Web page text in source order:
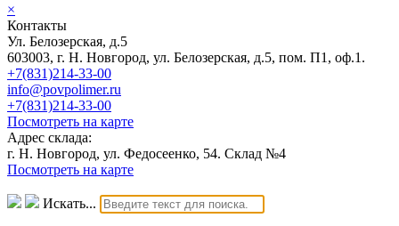
×
Контакты
Ул. Белозерская, д.5
603003, г. Н. Новгород, ул. Белозерская, д.5, пом. П1, оф.1.
+7(831)214-33-00
info@povpolimer.ru
+7(831)214-33-00
Посмотреть на карте
Адрес склада:
г. Н. Новгород, ул. Федосеенко, 54. Склад №4
Посмотреть на карте
Искать...